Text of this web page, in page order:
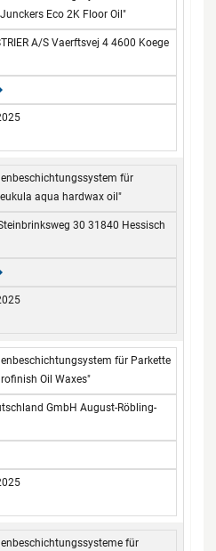
Eco 2K Floor Oil"
A/S Vaerftsvej 4 4600 Koege
für
aqua hardwax oil"
30 31840 Hessisch
für Parkette
Oil Waxes"
GmbH August-Röbling-
für